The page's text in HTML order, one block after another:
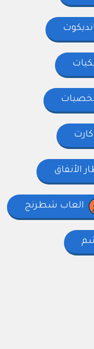
الأنفاق
العاب شطرنج